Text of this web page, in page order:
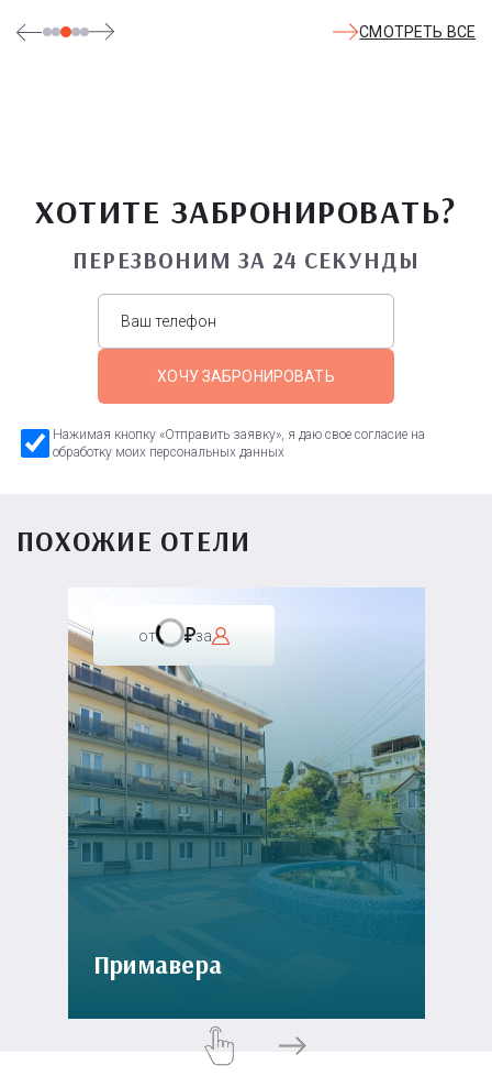
СМОТРЕТЬ ВСЕ
ХОТИТЕ ЗАБРОНИРОВАТЬ?
ПЕРЕЗВОНИМ ЗА 24 СЕКУНДЫ
ХОЧУ ЗАБРОНИРОВАТЬ
Нажимая кнопку «Отправить заявку», я даю свое согласие на
обработку моих персональных данных
ПОХОЖИЕ ОТЕЛИ
от за
Примавера